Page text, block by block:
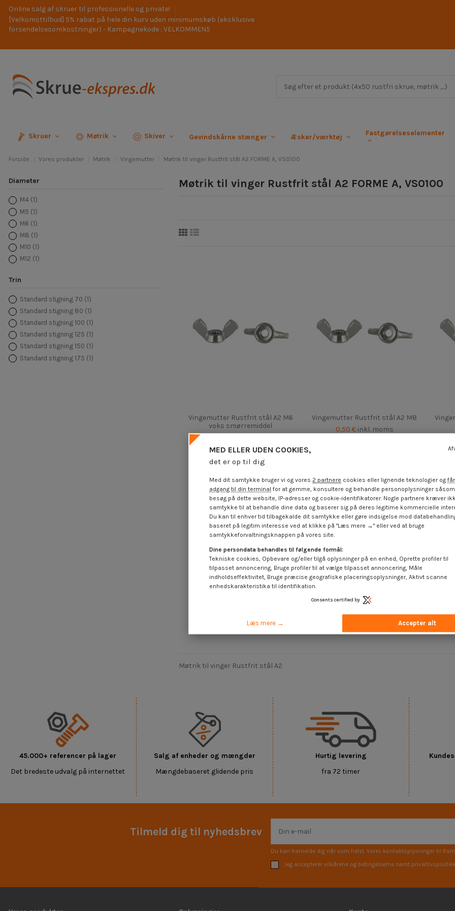
Online salg af skruer til professionelle og private!
[Velkomsttilbud] 5% rabat på hele din kurv uden minimumskøb (eksklusive
forsendelsesomkostninger) - Kampagnekode : VELKOMMEN5
Skruer Møtrik Skiver Gevindskårne stænger Æsker/værktøj Fastgørelseselementer
Forside Vores produkter Møtrik Vingemutter Møtrik til vinger Rustfrit stål A2 FORME A, VS0100
Møtrik til vinger Rustfrit stål A2 FORME A, VS0100
Vingemutter Rustfrit stål A2 M6
voks smørremiddel
Vingemutter Rustfrit stål A2 M8
0,50 € inkl. moms
inkl. moms
Vingemutter Rustfrit stål A2 M4
Møtrik til vinger Rustfrit stål A2
Diameter
M4 (1)
M5 (1)
M6 (1)
M8 (1)
M10 (1)
M12 (1)
Trin
Standard stigning 70 (1)
Standard stigning 80 (1)
Standard stigning 100 (1)
Standard stigning 125 (1)
Standard stigning 150 (1)
Standard stigning 175 (1)
45.000+ referencer på lager
Det bredeste udvalg på internettet
Salg af enheder og mængder
Mængdebaseret glidende pris
Hurtig levering
fra 72 timer
Tilmeld dig til nyhedsbrev
Du kan framelde dig når som helst. Vores kontaktoplysninger til
Jeg accepterer vilkårene og betingelserne samt
MED ELLER UDEN COOKIES,
det er op til dig
Med dit samtykke bruger vi og vores 2 partnere cookies eller lignende teknologier og får
adgang til din terminal for at gemme, konsultere og behandle personoplysninger
besøg på dette website, IP-adresser og cookie-identifikatorer. Nogle partnere kræver
samtykke til at behandle dine data og baserer sig på deres legitime kommercielle
Du kan til enhver tid tilbagekalde dit samtykke eller gøre indsigelse mod
baseret på legitim interesse ved at klikke på "Læs mere →" eller ved at bruge
samtykkeforvaltningsknappen på vores site.
Dine persondata behandles til følgende formål:
Tekniske cookies, Opbevare og/eller tilgå oplysninger på en enhed, Oprette profiler til
tilpasset annoncering, Bruge profiler til at vælge tilpasset annoncering, Måle
indholdseffektivitet, Bruge præcise geografiske placeringsoplysninger, Aktivt scanne
enhedskarakteristika til identifikation.
Consents certified by
Læs mere → Accepter alt